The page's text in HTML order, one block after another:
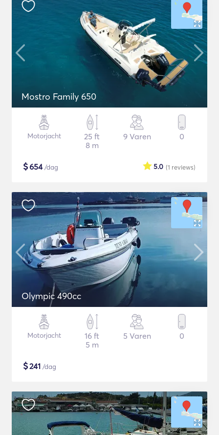
Mostro Family 650
Motorjacht
25 ft
8 m
9 Varen 0
$654/dag (1 reviews)
5.0
Olympic 490cc
Motorjacht
16 ft
5 m
5 Varen 0
$241 /dag